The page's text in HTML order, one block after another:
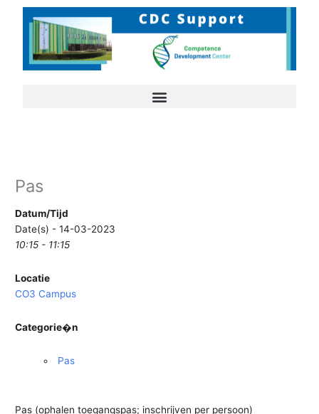
Pas
Datum/Tijd
Date(s) - 14-03-2023
10:15 - 11:15
Locatie
CO3 Campus
Categorie�n
Pas
Pas (ophalen toegangspas; inschrijven per persoon)